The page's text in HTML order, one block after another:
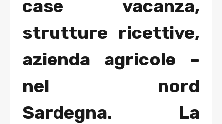
case vacanza,
strutture ricettive,
azienda agricole –
nel nord
Sardegna. La